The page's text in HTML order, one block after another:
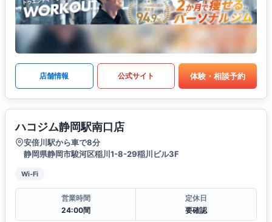
店舗情報 公式サイト 体験・相談予約
ハコジム静岡駅南口店
安倍川駅から車で8分
静岡県静岡市駿河区稲川1-8-29稲川ビル3F
Wi-Fi
営業時間
24:00間
定休日
要確認